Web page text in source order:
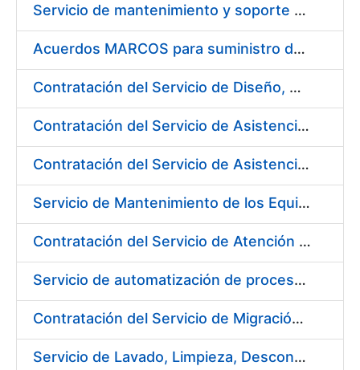
Show/Hide
Servicio de mantenimiento y soporte Sistema SIEM
Acuerdos MARCOS para suministro de material de ferretería
Contratación del Servicio de Diseño, Construcción, Montaje y Desmontaje de Stands para diferentes Ferias y Jornadas Nacionales e Internacionales
Contratación del Servicio de Asistencia Técnica en Obras Menores para Fábrica de Papel
Contratación del Servicio de Asistencia Técnica Mecánica para Fábrica de Papel de Burgos
Servicio de Mantenimiento de los Equipos de Transporte de Cargas y Elevación para Fábrica de Papel
Contratación del Servicio de Atención al Público en la Tienda del Museo Casa de la Moneda, de la Fábrica Nacional de Moneda y Timbre-Real Casa de la Moneda
Servicio de automatización de procesos, de la Fábrica Nacional de Moneda y Timbre-Real Casa de la Moneda
Contratación del Servicio de Migración del Sistema ACSFE a Opentext
Servicio de Lavado, Limpieza, Descontaminación y Desinfección de la Ropa de Trabajo del Personal de la FNMT-RCM